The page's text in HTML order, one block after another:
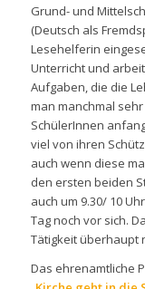
Grund- und
(Deutsch als
Lesehelferin
Unterricht und
Aufgaben, die die
man manchmal
SchülerInnen
viel von ihren
auch wenn diese
den ersten beiden
auch um 9.30/ 10
Tag noch vor sich.
Tätigkeit überhaupt
Das ehrenamtliche